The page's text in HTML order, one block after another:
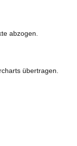
abzogen.
übertragen.